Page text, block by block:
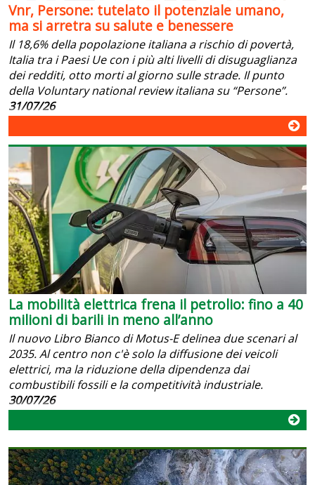
Vnr, Persone: tutelato il potenziale umano,
ma si arretra su salute e benessere
Il 18,6% della popolazione italiana a rischio di povertà,
Italia tra i Paesi Ue con i più alti livelli di disuguaglianza
dei redditi, otto morti al giorno sulle strade. Il punto
della Voluntary national review italiana su “Persone”.
31/07/26
La mobilità elettrica frena il petrolio: fino a 40
milioni di barili in meno all’anno
Il nuovo Libro Bianco di Motus-E delinea due scenari al
2035. Al centro non c'è solo la diffusione dei veicoli
elettrici, ma la riduzione della dipendenza dai
combustibili fossili e la competitività industriale.
30/07/26